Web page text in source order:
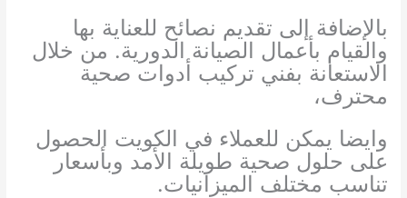
بالإضافة إلى تقديم نصائح للعناية بها
والقيام بأعمال الصيانة الدورية. من خلال
الاستعانة بفني تركيب أدوات صحية
محترف،
وايضا يمكن للعملاء في الكويت الحصول
على حلول صحية طويلة الأمد وبأسعار
تناسب مختلف الميزانيات.